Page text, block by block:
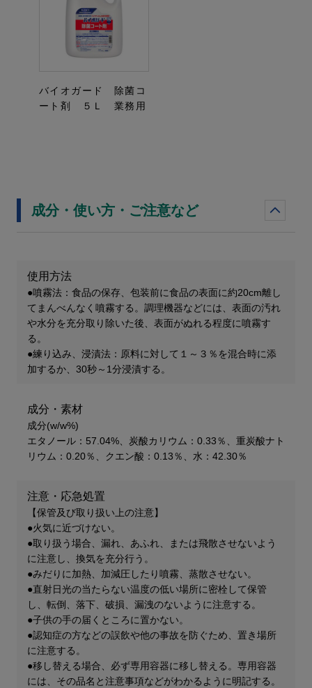
バイオガード 除菌コ
ート剤 ５Ｌ 業務用
成分・使い方・ご注意など
使用方法
●噴霧法：食品の保存、包装前に食品の表面に約20cm離し
てまんべんなく噴霧する。調理機器などには、表面の汚れ
や水分を充分取り除いた後、表面がぬれる程度に噴霧す
る。
●練り込み、浸漬法：原料に対して１～３％を混合時に添
加するか、30秒～1分浸漬する。
成分・素材
成分(w/w%)
エタノール：57.04%、炭酸カリウム：0.33％、重炭酸ナト
リウム：0.20％、クエン酸：0.13％、水：42.30％
注意・応急処置
【保管及び取り扱い上の注意】
●火気に近づけない。
●取り扱う場合、漏れ、あふれ、または飛散させないよう
に注意し、換気を充分行う。
●みだりに加熱、加減圧したり噴霧、蒸散させない。
●直射日光の当たらない温度の低い場所に密栓して保管
し、転倒、落下、破損、漏洩のないように注意する。
●子供の手の届くところに置かない。
●認知症の方などの誤飲や他の事故を防ぐため、置き場所
に注意する。
●移し替える場合、必ず専用容器に移し替える。専用容器
には、その品名と注意事項などがわかるように明記する。